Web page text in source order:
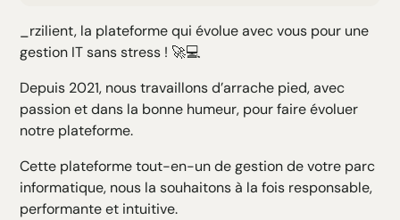
H3 Texte
H4 Texte
H5 Texte
H6 Texte
_rzilient, la plateforme qui évolue avec vous pour une
gestion IT sans stress ! 🚀💻
Depuis 2021, nous travaillons d’arrache pied, avec
passion et dans la bonne humeur, pour faire évoluer
notre plateforme.
Cette plateforme tout-en-un de gestion de votre parc
informatique, nous la souhaitons à la fois responsable,
performante et intuitive.